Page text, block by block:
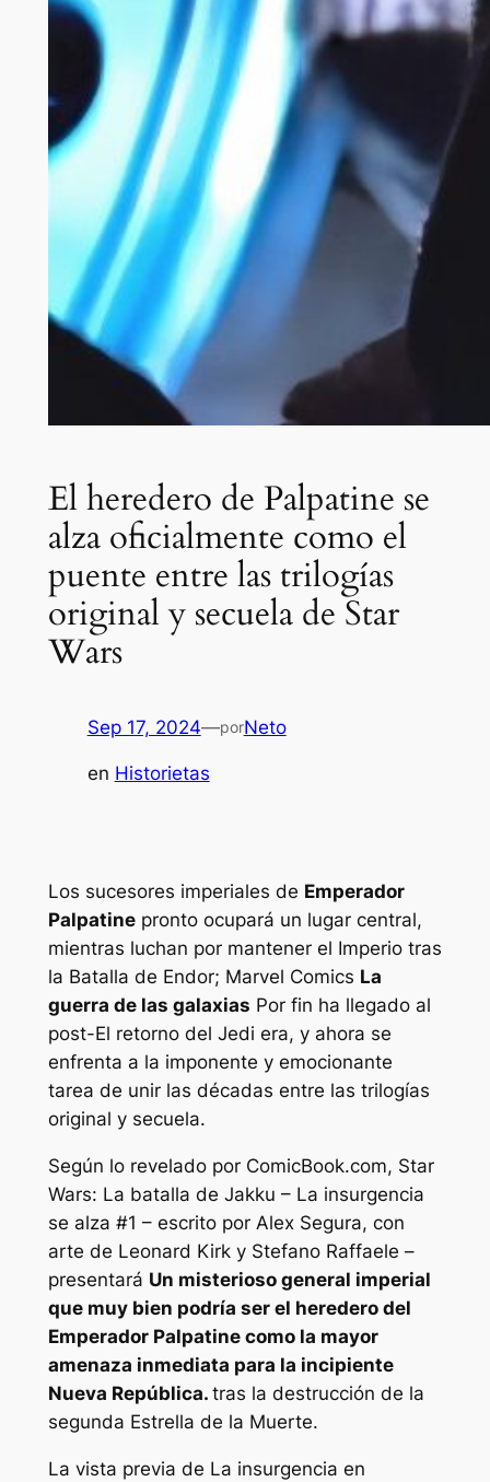
El heredero de Palpatine se
alza oficialmente como el
puente entre las trilogías
original y secuela de Star
Wars
Sep 17, 2024—porNeto
en Historietas
Los sucesores imperiales de Emperador
Palpatinepronto ocupará un lugar central,
mientras luchan por mantener el Imperio tras
la Batalla de Endor; Marvel Comics La
guerra de las galaxias Por fin ha llegado al
post-El retorno del Jedi era, y ahora se
enfrenta a la imponente y emocionante
tarea de unir las décadas entre las trilogías
original y secuela.
Según lo revelado por ComicBook.com, Star
Wars: La batalla de Jakku – La insurgencia
se alza #1 – escrito por Alex Segura, con
arte de Leonard Kirk y Stefano Raffaele –
presentará Un misterioso general imperial
que muy bien podría ser el heredero del
Emperador Palpatine como la mayor
amenaza inmediata para la incipiente
Nueva República. tras la destrucción de la
segunda Estrella de la Muerte.
La vista previa de La insurgencia en